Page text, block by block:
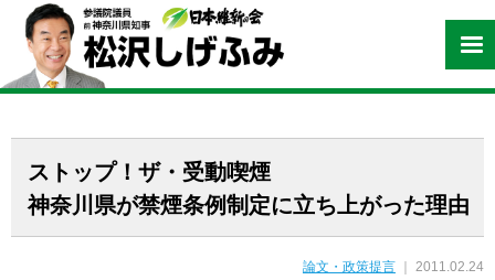
ストップ！ザ・受動喫煙
神奈川県が禁煙条例制定に立ち上がった理由
論文・政策提言 ｜ 2011.02.24